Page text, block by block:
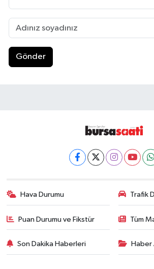
Gönder
Hava Durumu Trafik
Puan Durumu ve Fikstür Tüm
Son Dakika Haberleri Haber